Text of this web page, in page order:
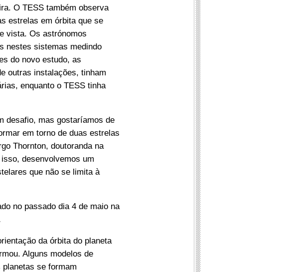
O TESS também observa
estrelas em órbita que se
vista. Os astrónomos
nestes sistemas medindo
do novo estudo, as
outras instalações, tinham
enquanto o TESS tinha
desafio, mas gostaríamos de
em torno de duas estrelas
Thornton, doutoranda na
desenvolvemos um
que não se limita à
no passado dia 4 de maio na
da órbita do planeta
Alguns modelos de
se formam